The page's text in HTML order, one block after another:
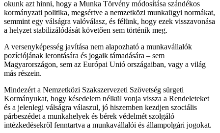
okunk azt hinni, hogy a Munka Törvény módosítása szándékos
kormányzati politika, megsértve a nemzetközi munkaügyi normákat,
semmint egy válságra valóválasz, és félünk, hogy ezek visszavonása
a helyzet stabilizálódását követően sem történik meg.
A versenyképesség javítása nem alapozható a munkavállalók
pozíciójának lerontására és jogaik támadására – sem
Magyarországon, sem az Európai Unió országaiban, vagy a világ
más részein.
Mindezért a Nemzetközi Szakszervezeti Szövetség sürgeti
Kormányukat, hogy késedelem nélkül vonja vissza a Rendeleteket
és a jelenlegi válságra válaszul, jó hiszemben kezdjen szociális
párbeszédet a munkahelyek és bérek védelmét szolgáló
intézkedésekről fenntartva a munkavállalói és állampolgári jogokat.